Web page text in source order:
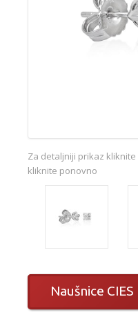
Za detaljniji prikaz
kliknite ponovno
Naušnice CIES